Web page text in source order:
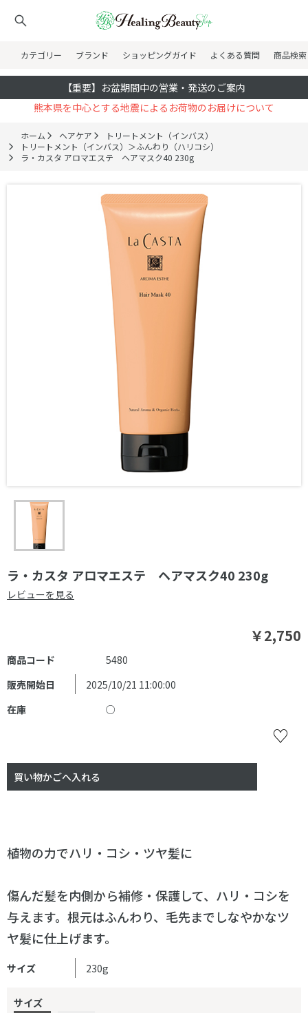
カテゴリー ブランド ショッピングガイド よくある質問 商品検索
【重要】お盆期間中の営業・発送のご案内
熊本県を中心とする地震によるお荷物のお届けについて
ホーム ヘアケア
トリートメント（インバス）
トリートメント（インバス）＞ふんわり（ハリコシ）
ラ・カスタ アロマエステ ヘアマスク40 230g
ラ・カスタ アロマエステ ヘアマスク40 230g
レビューを見る
￥2,750
商品コード
5480
販売開始日
2025/10/21 11:00:00
サイズ 230g
在庫 ○
サイズ
植物の力でハリ・コシ・ツヤ髪に
傷んだ髪を内側から補修・保護して、ハリ・コシを
与えます。根元はふんわり、毛先までしなやかなツ
ヤ髪に仕上げます。